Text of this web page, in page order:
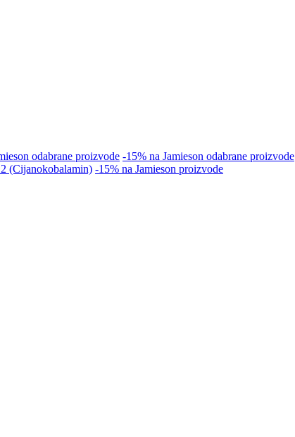
odabrane proizvode -15% na Jamieson odabrane proizvode
(Cijanokobalamin) -15% na Jamieson proizvode